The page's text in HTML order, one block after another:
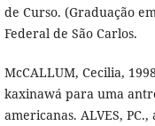
de Curso. (Graduação
Federal de São Carlos.
McCALLUM, Cecilia,
kaxinawá para uma
americanas. ALVES,